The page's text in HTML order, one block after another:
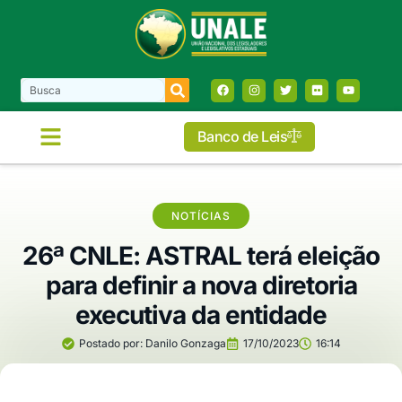
Banco de Leis
NOTÍCIAS
26ª CNLE: ASTRAL terá eleição
para definir a nova diretoria
executiva da entidade
Postado por:Danilo Gonzaga 17/10/2023 16:14